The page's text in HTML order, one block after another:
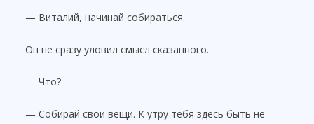
— Виталий, начинай собираться.
Он не сразу уловил смысл сказанного.
— Что?
— Собирай свои вещи. К утру тебя здесь быть не